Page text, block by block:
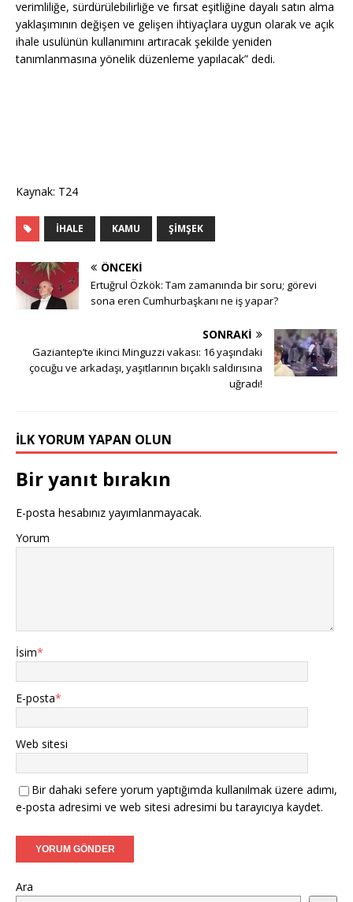
verimliliğe, sürdürülebilirliğe ve fırsat eşitliğine dayalı satın alma
yaklaşımının değişen ve gelişen ihtiyaçlara uygun olarak ve açık
ihale usulünün kullanımını artıracak şekilde yeniden
tanımlanmasına yönelik düzenleme yapılacak” dedi.
Kaynak: T24
İHALE KAMU ŞIMŞEK
ÖNCEKI
Ertuğrul Özkök: Tam zamanında bir soru; görevi
sona eren Cumhurbaşkanı ne iş yapar?
SONRAKI
Gaziantep’te ikinci Minguzzi vakası: 16 yaşındaki
çocuğu ve arkadaşı, yaşıtlarının bıçaklı saldırısına
uğradı!
İLK YORUM YAPAN OLUN
Bir yanıt bırakın
E-posta hesabınız yayımlanmayacak.
Yorum
İsim*
E-posta*
Web sitesi
Bir dahaki sefere yorum yaptığımda kullanılmak üzere adımı,
e-posta adresimi ve web sitesi adresimi bu tarayıcıya kaydet.
Ara